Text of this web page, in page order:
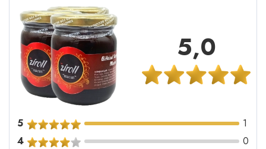
5,0
5
1
4
0